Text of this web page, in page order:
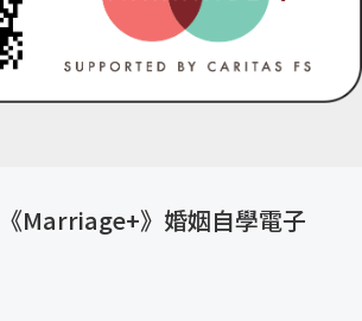
《Marriage+》婚姻自學電子